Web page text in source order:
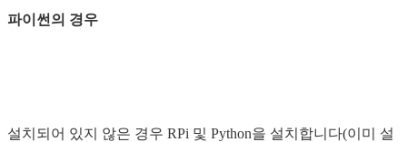
파이썬의 경우
설치되어 있지 않은 경우 RPi 및 Python을 설치합니다(이미 설